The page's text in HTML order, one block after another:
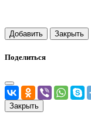
Добавить Закрыть
Поделиться
Закрыть